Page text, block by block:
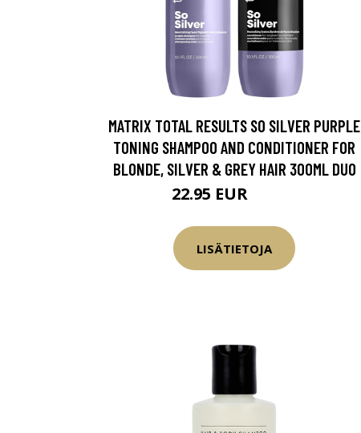
MATRIX TOTAL RESULTS SO SILVER PURPLE
TONING SHAMPOO AND CONDITIONER FOR
BLONDE, SILVER & GREY HAIR 300ML DUO
22.95 EUR
LISÄTIETOJA